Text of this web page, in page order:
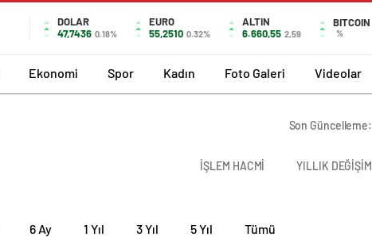
DOLAR
47,7436 0.18%
EURO
55,2510 0.32%
ALTIN
6.660,55 2,59
BITCOIN
%
Ekonomi Spor Kadın Foto Galeri Videolar
Son Güncelleme:
İŞLEM HACMİ YILLIK DEĞİŞİM
6 Ay 1 Yıl 3 Yıl 5 Yıl Tümü